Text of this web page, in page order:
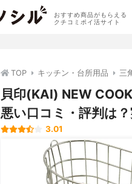
おすすめ商品がもらえる
クチコミポイ活サイト
TOP キッチン・台所用品 三
貝印(KAI) NEW
悪い口コミ・評判は
3.01